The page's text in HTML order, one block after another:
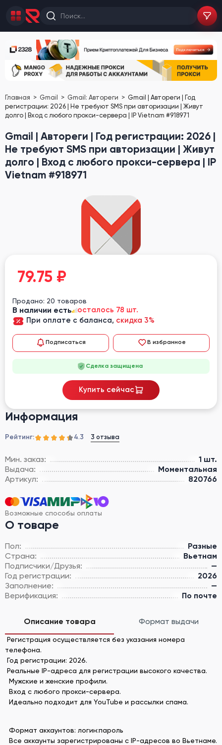
Главная Gmail Gmail: Автореги
Gmail | Автореги | Год
регистрации: 2026 | Не требуют SMS при авторизации | Живут
долго | Вход с любого прокси-сервера | IP Vietnam #918971
Gmail | Автореги | Год регистрации: 2026 |
Не требуют SMS при авторизации | Живут
долго | Вход с любого прокси-сервера | IP
Vietnam #918971
Информация
Рейтинг: 4.3 3 отзыва
Мин. заказ:
1 шт.
Выдача:
Моментальная
Артикул:
820766
Возможные способы оплаты
О товаре
Пол:
Разные
Страна:
Вьетнам
Подписчики/Друзья:
—
Год регистрации:
2026
Заполнение:
—
Верификация:
По почте
79.75 ₽
Продано: 20 товаров
В наличии есть
осталось 78 шт.
При оплате с баланса, скидка 3%
Подписаться В избранное
Сделка защищена
Купить сейчас
Описание товара Формат выдачи
Регистрация осуществляется без указания номера
телефона.
Год регистрации: 2026.
Реальные IP-адреса для регистрации высокого качества.
Мужские и женские профили.
Вход с любого прокси-сервера.
Идеально подходит для YouTube и рассылки спама.
Формат аккаунтов: логин:пароль
Все аккаунты зарегистрированы с IP-адресов во Вьетнаме.